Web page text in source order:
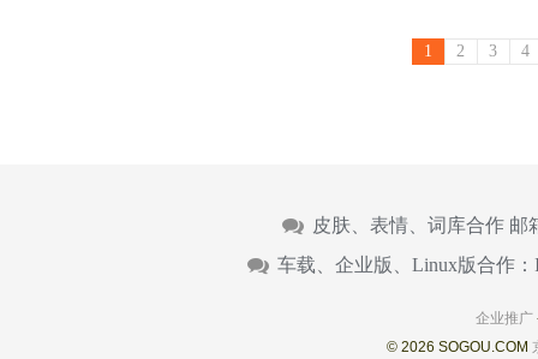
1 2 3 4
皮肤、表情、词库合作 邮
车载、企业版、Linux版合作：
企业推广
© 2026 SOGOU.COM